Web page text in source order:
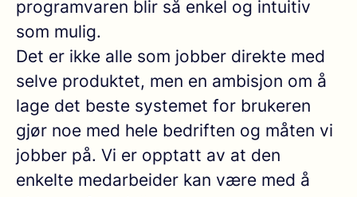
programvaren blir så enkel og intuitiv
som mulig.
Det er ikke alle som jobber direkte med
selve produktet, men en ambisjon om å
lage det beste systemet for brukeren
gjør noe med hele bedriften og måten vi
jobber på. Vi er opptatt av at den
enkelte medarbeider kan være med å